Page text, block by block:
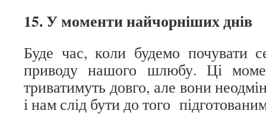
15. У моменти найчорніших днів
Буде час, коли будемо почувати
приводу нашого шлюбу. Ці
триватимуть довго, але вони
і нам слід бути до того